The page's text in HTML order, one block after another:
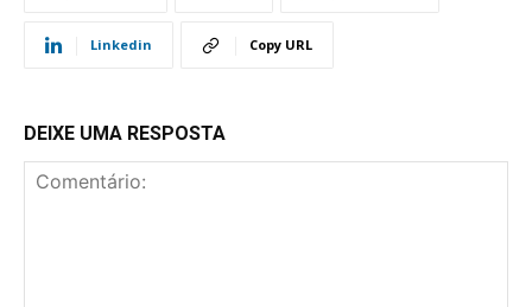
Linkedin Copy URL
DEIXE UMA RESPOSTA